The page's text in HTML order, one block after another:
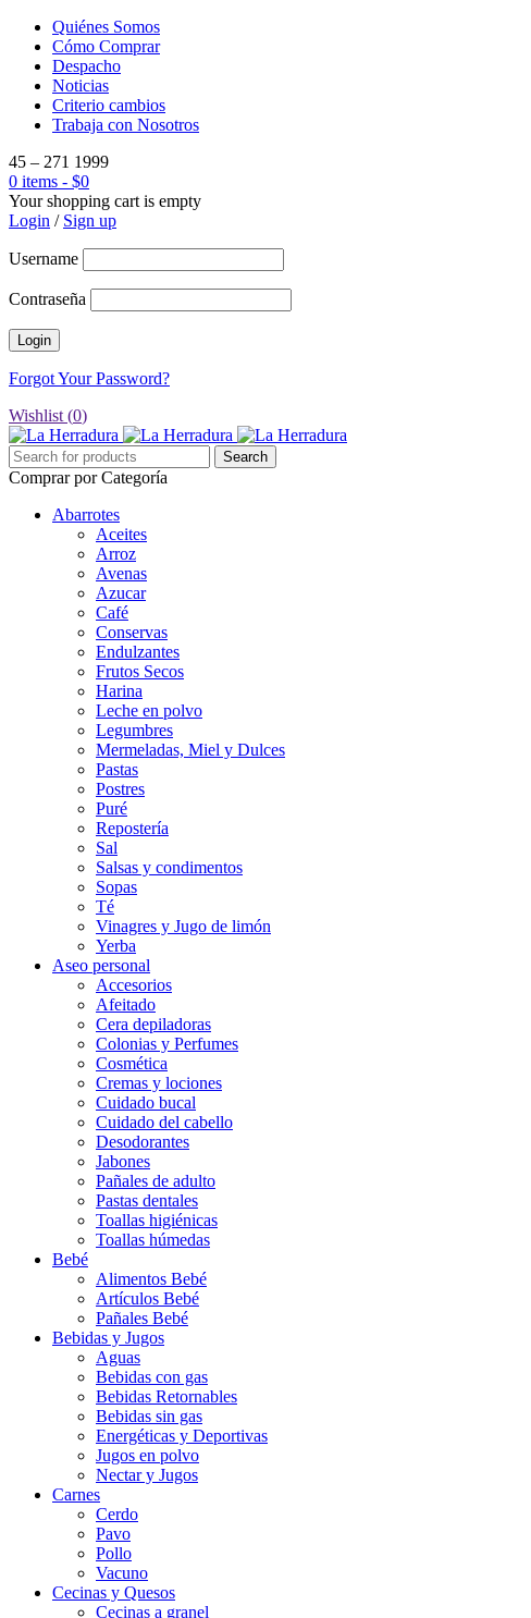
Quiénes Somos
Cómo Comprar
Despacho
Noticias
Criterio cambios
Trabaja con Nosotros
45 – 271 1999
0 items - $0
Your shopping cart is empty
Login / Sign up
Username
Contraseña
Forgot Your Password?
Wishlist (0)
Comprar por Categoría
Abarrotes
Aceites
Arroz
Avenas
Azucar
Café
Conservas
Endulzantes
Frutos Secos
Harina
Leche en polvo
Legumbres
Mermeladas, Miel y Dulces
Pastas
Postres
Puré
Repostería
Sal
Salsas y condimentos
Sopas
Té
Vinagres y Jugo de limón
Yerba
Aseo personal
Accesorios
Afeitado
Cera depiladoras
Colonias y Perfumes
Cosmética
Cremas y lociones
Cuidado bucal
Cuidado del cabello
Desodorantes
Jabones
Pañales de adulto
Pastas dentales
Toallas higiénicas
Toallas húmedas
Bebé
Alimentos Bebé
Artículos Bebé
Pañales Bebé
Bebidas y Jugos
Aguas
Bebidas con gas
Bebidas Retornables
Bebidas sin gas
Energéticas y Deportivas
Jugos en polvo
Nectar y Jugos
Carnes
Cerdo
Pavo
Pollo
Vacuno
Cecinas y Quesos
Cecinas a granel